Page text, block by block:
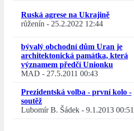
Ruská agrese na Ukrajině
růženín - 25.2.2022 12:44
bývalý obchodní dům Uran je
architektonická památka, která
významem předčí Unionku
MAD - 27.5.2011 00:43
Prezidentská volba - první kolo -
soutěž
Lubomír B. Šádek - 9.1.2013 00:51